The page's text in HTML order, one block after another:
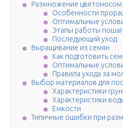
Размножение цветоносом
Особенности
Оптимальные
Этапы работы
Последующий уход
Выращивание из семян
Как подготовить
Оптимальные
Правила ухода за
Выбор материалов для
Характеристики
Характеристики
Емкости
Типичные ошибки при